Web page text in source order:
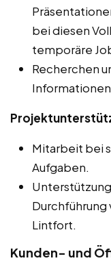
bei diesen
temporäre
Recherchen
Mitarbeit bei
Aufgaben.
Durchführung
Lintfort.
Kunden- und